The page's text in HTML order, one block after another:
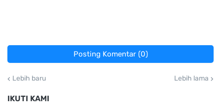
Posting Komentar (0)
Lebih baru Lebih lama
IKUTI KAMI